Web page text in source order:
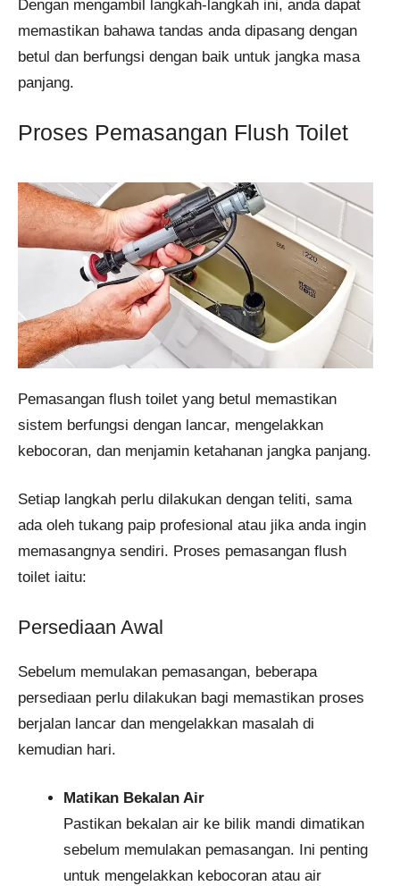
Dengan mengambil langkah-langkah ini, anda dapat
memastikan bahawa tandas anda dipasang dengan
betul dan berfungsi dengan baik untuk jangka masa
panjang.
Proses Pemasangan Flush Toilet
Pemasangan flush toilet yang betul memastikan
sistem berfungsi dengan lancar, mengelakkan
kebocoran, dan menjamin ketahanan jangka panjang.
Setiap langkah perlu dilakukan dengan teliti, sama
ada oleh tukang paip profesional atau jika anda ingin
memasangnya sendiri. Proses pemasangan flush
toilet iaitu:
Persediaan Awal
Sebelum memulakan pemasangan, beberapa
persediaan perlu dilakukan bagi memastikan proses
berjalan lancar dan mengelakkan masalah di
kemudian hari.
Matikan Bekalan Air
Pastikan bekalan air ke bilik mandi dimatikan
sebelum memulakan pemasangan. Ini penting
untuk mengelakkan kebocoran atau air